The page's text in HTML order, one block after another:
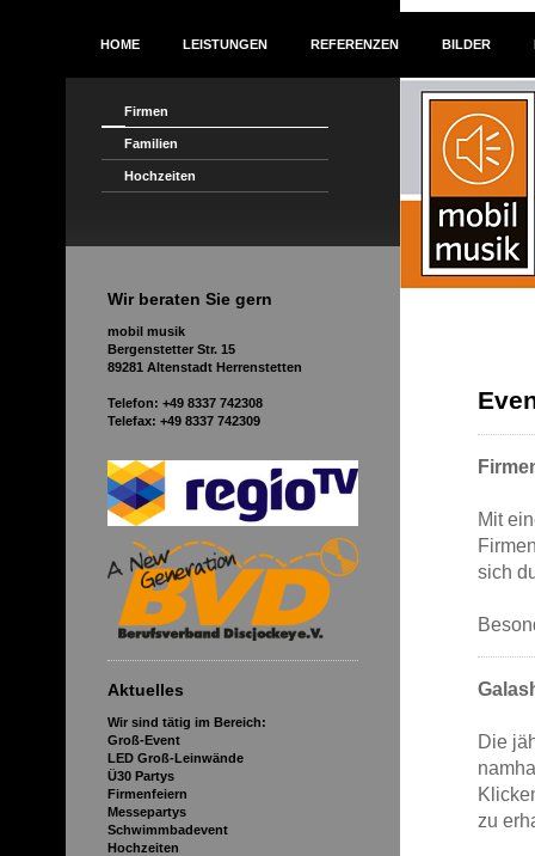
HOME LEISTUNGEN REFERENZEN BILDER
Firmen
Familien
Hochzeiten
Wir beraten Sie gern
mobil musik
Bergenstetter Str. 15
89281 Altenstadt Herrenstetten
Telefon: +49 8337 742308
Telefax: +49 8337 742309
Aktuelles
Wir sind tätig im Bereich:
Groß-Event
LED Groß-Leinwände
Ü30 Partys
Firmenfeiern
Messepartys
Schwimmbadevent
Hochzeiten
Mit
sich
Die
zu